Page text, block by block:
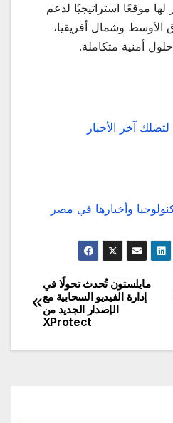
لها موقعًا استراتيجيًا لدعم
الأوسط وشمال أفريقيا،
أمنية متكاملة.
آخر الأخبار
وأخبارها في مصر
مايلستون تُحدث تحولًا في
إدارة الفيديو السحابية مع
الإصدار الجديد من
XProtect